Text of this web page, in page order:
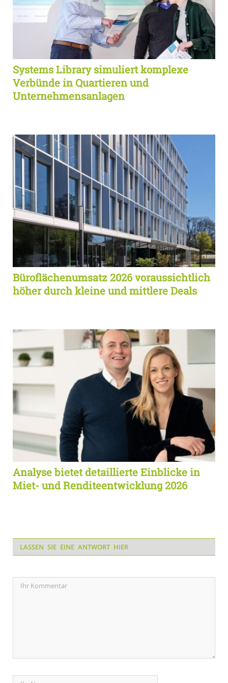
Systems Library simuliert komplexe
Verbünde in Quartieren und
Unternehmensanlagen
Büroflächenumsatz 2026 voraussichtlich
höher durch kleine und mittlere Deals
Analyse bietet detaillierte Einblicke in
Miet- und Renditeentwicklung 2026
LASSEN SIE EINE ANTWORT HIER